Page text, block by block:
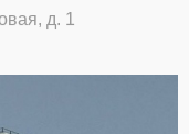
д. 1